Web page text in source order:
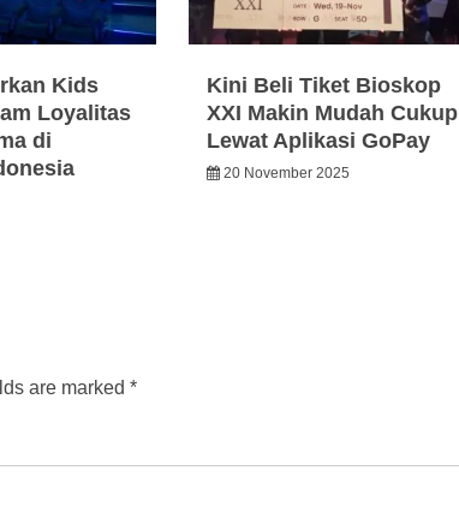
Kids
Loyalitas
di
Kini Beli Tiket Bioskop
XXI Makin Mudah Cukup
Lewat Aplikasi GoPay
20 November 2025
are marked *